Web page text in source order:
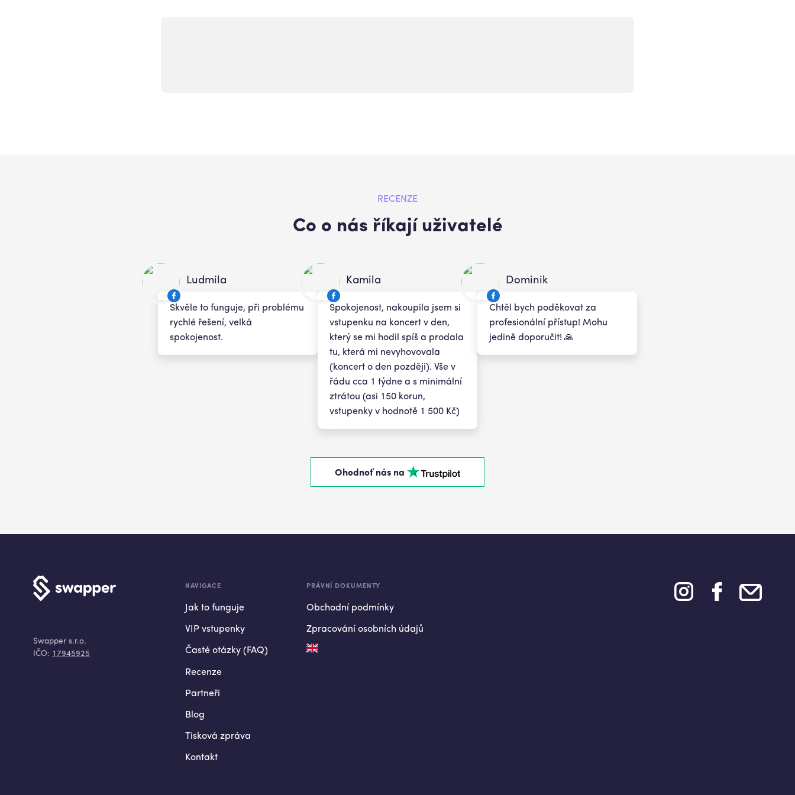
RECENZE
Co o nás říkají uživatelé
Ludmila
Skvěle to funguje, při problému
rychlé řešení, velká
spokojenost.
Kamila
Spokojenost, nakoupila jsem si
vstupenku na koncert v den,
který se mi hodil spíš a prodala
tu, která mi nevyhovovala
(koncert o den později). Vše v
řádu cca 1 týdne a s minimální
ztrátou (asi 150 korun,
vstupenky v hodnotě 1 500 Kč)
Dominik
Chtěl bych poděkovat za
profesionální přístup! Mohu
jedině doporučit! 🙏
Ohodnoť nás na
Swapper s.r.o.
IČO: 17945925
NAVIGACE
Jak to funguje
VIP vstupenky
Časté otázky (FAQ)
Recenze
Partneři
Blog
Tisková zpráva
Kontakt
PRÁVNÍ DOKUMENTY
Obchodní podmínky
Zpracování osobních údajů